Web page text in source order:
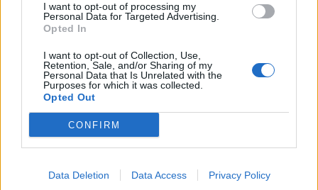
I want to opt-out of processing my
Personal Data for Targeted Advertising.
Opted In
I want to opt-out of Collection, Use,
Retention, Sale, and/or Sharing of my
Personal Data that Is Unrelated with the
Purposes for which it was collected.
Opted Out
CONFIRM
Data Deletion Data Access Privacy Policy
Γίνε ο ρεπόρτερ του CRETALIVE
Ροή ειδήσεων Δημοφιλή
Εξαρθρώθηκε ομάδα που διακινούσε ναρκωτικά στην
Αθήνα και στην περιοχή της Πανεπιστημιούπολης